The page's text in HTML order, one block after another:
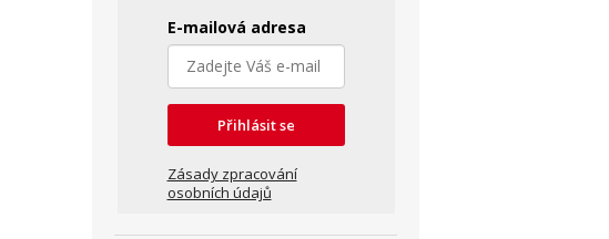
E-mailová adresa
Přihlásit se
Zásady zpracování
osobních údajů